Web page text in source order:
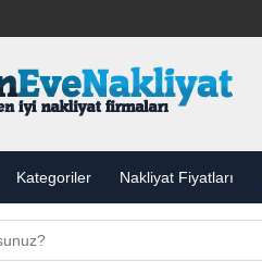
Kategoriler Nakliyat Fiyatları